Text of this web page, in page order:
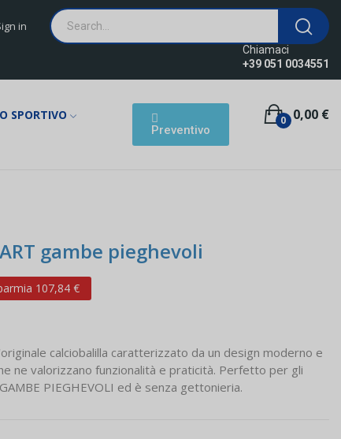
in
Chiamaci
+39 051 0034551
SPORTIVO
Preventivo
0,00 €
0
gambe pieghevoli
107,84 €
calciobalilla caratterizzato da un design moderno e
ne valorizzano funzionalità e praticità. Perfetto per gli
PIEGHEVOLI ed è senza gettonieria.